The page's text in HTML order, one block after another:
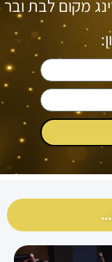
מקום לבת ובר